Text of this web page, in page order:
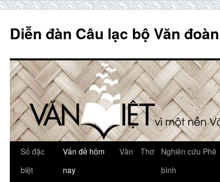
content
Diễn đàn Câu lạc bộ Văn
Số đặc
biệt
Vấn đề hôm
nay
Văn Thơ
Nghiên cứu Phê
bình